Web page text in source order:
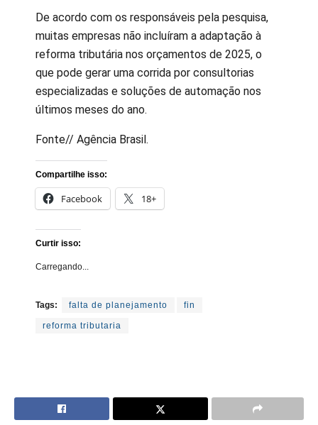
De acordo com os responsáveis pela pesquisa,
muitas empresas não incluíram a adaptação à
reforma tributária nos orçamentos de 2025, o
que pode gerar uma corrida por consultorias
especializadas e soluções de automação nos
últimos meses do ano.
Fonte// Agência Brasil.
Compartilhe isso:
Facebook 18+
Curtir isso:
Carregando...
Tags: falta de planejamento fin
reforma tributaria